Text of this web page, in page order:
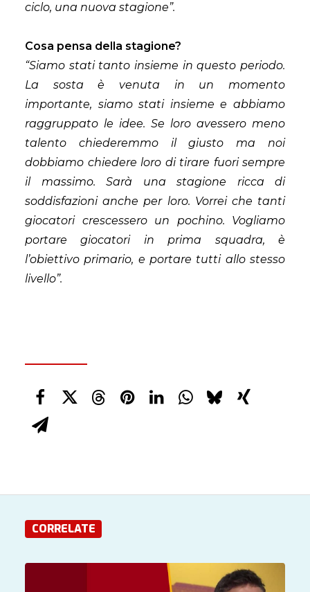
ciclo, una nuova stagione”.
Cosa pensa della stagione?
“Siamo stati tanto insieme in questo periodo.
La sosta è venuta in un momento
importante, siamo stati insieme e abbiamo
raggruppato le idee. Se loro avessero meno
talento chiederemmo il giusto ma noi
dobbiamo chiedere loro di tirare fuori sempre
il massimo. Sarà una stagione ricca di
soddisfazioni anche per loro. Vorrei che tanti
giocatori crescessero un pochino. Vogliamo
portare giocatori in prima squadra, è
l’obiettivo primario, e portare tutti allo stesso
livello”.
CORRELATE